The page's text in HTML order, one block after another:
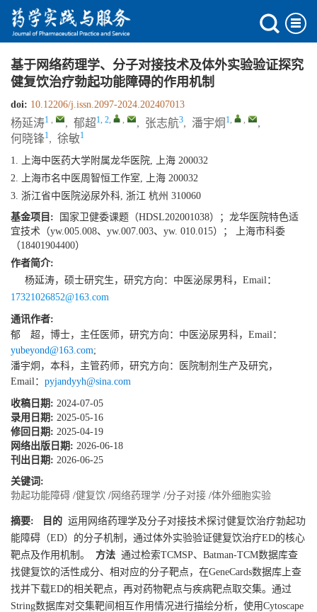
基于网络药理学、分子对接技术及体外实验验证探究
健复饮治疗勃起功能障碍的作用机制
doi: 10.12206/j.issn.2097-2024.202407013
杨延涛1 , , 郁超1, 2, , , 张志航3, 潘宇炯 1, ,
,
何晓锋1, 徐敏1
1. 上海中医药大学附属龙华医院, 上海 200032
2. 上海市名中医周智恒工作室, 上海 200032
3. 浙江省中医院泌尿外科, 浙江 杭州 310060
基金项目: 国家卫健委课题（HDSL202001038）；龙华医院特色适
宜技术（yw.005.008、yw.007.003、yw. 010.015）； 上海市科委
（18401904400）
作者简介:
杨延涛，硕士研究生，研究方向：中医泌尿男科，Email：
17321026852@163.com
通讯作者:
郁 超，博士，主任医师，研究方向：中医泌尿男科，Email：
yubeyond@163.com;
潘宇炯，本科，主管药师，研究方向：医院制剂生产及研究，
Email： pyjandyyh@sina.com
收稿日期: 2024-07-05
录用日期: 2025-05-16
修回日期: 2025-04-19
网络出版日期: 2026-06-18
刊出日期: 2026-06-25
关键词:
勃起功能障碍 /健复饮 / 网络药理学 /分子对接 /体外细胞实验
摘要: 目的 运用网络药理学及分子对接技术探讨健复饮治疗勃起功
能障碍（ED）的分子机制，通过体外实验验证健复饮治疗ED的核心
靶点及作用机制。
方法 通过检索TCMSP、Batman-TCM数据库查
找健复饮的活性成分、相对应的分子靶点，在GeneCards数据库上查
找并下载ED的相关靶点，再对药物靶点与疾病靶点取交集。通过
String数据库对交集靶间相互作用情况进行描绘分析，使用Cytoscape